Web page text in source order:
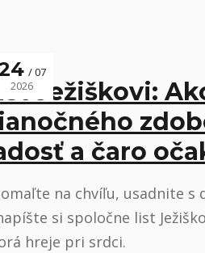
Ježiškovi:
a čaro
07
2026
na chvíľu, usadnite
si spoločne list
hreje pri srdci.